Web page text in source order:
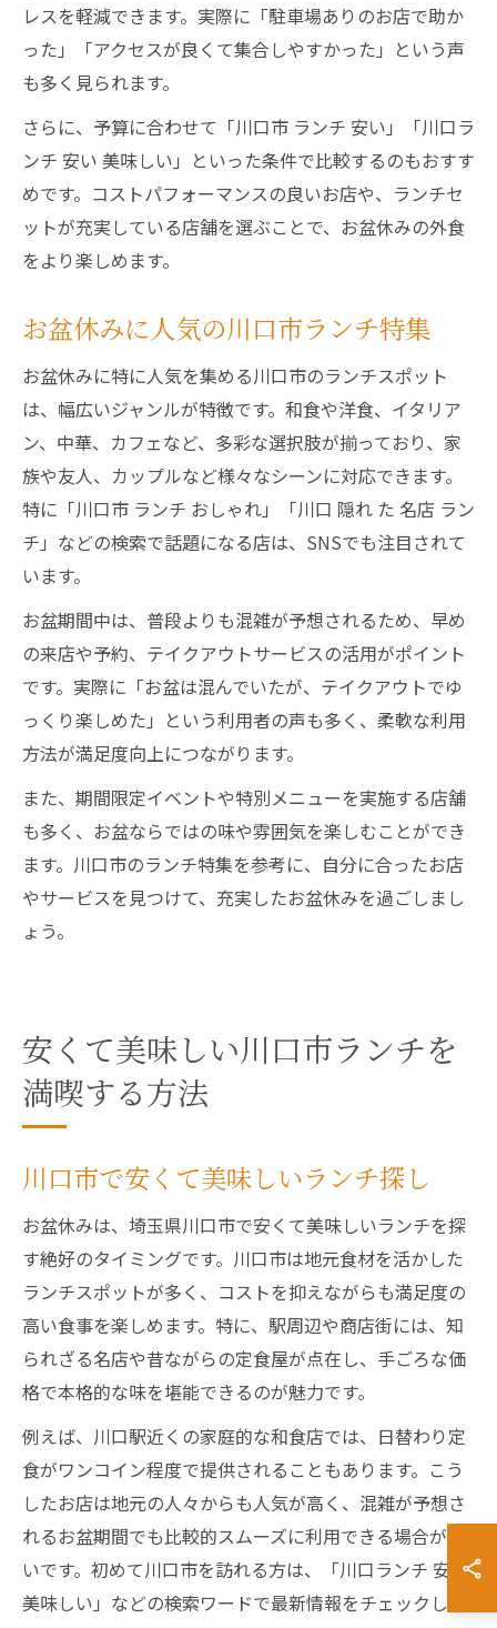
レスを軽減できます。実際に「駐車場ありのお店で助か
った」「アクセスが良くて集合しやすかった」という声
も多く見られます。
さらに、予算に合わせて「川口市 ランチ 安い」「川口ラ
ンチ 安い 美味しい」といった条件で比較するのもおすす
めです。コストパフォーマンスの良いお店や、ランチセ
ットが充実している店舗を選ぶことで、お盆休みの外食
をより楽しめます。
お盆休みに人気の川口市ランチ特集
お盆休みに特に人気を集める川口市のランチスポット
は、幅広いジャンルが特徴です。和食や洋食、イタリア
ン、中華、カフェなど、多彩な選択肢が揃っており、家
族や友人、カップルなど様々なシーンに対応できます。
特に「川口市 ランチ おしゃれ」「川口 隠れ た 名店 ラン
チ」などの検索で話題になる店は、SNSでも注目されて
います。
お盆期間中は、普段よりも混雑が予想されるため、早め
の来店や予約、テイクアウトサービスの活用がポイント
です。実際に「お盆は混んでいたが、テイクアウトでゆ
っくり楽しめた」という利用者の声も多く、柔軟な利用
方法が満足度向上につながります。
また、期間限定イベントや特別メニューを実施する店舗
も多く、お盆ならではの味や雰囲気を楽しむことができ
ます。川口市のランチ特集を参考に、自分に合ったお店
やサービスを見つけて、充実したお盆休みを過ごしまし
ょう。
安くて美味しい川口市ランチを
満喫する方法
川口市で安くて美味しいランチ探し
お盆休みは、埼玉県川口市で安くて美味しいランチを探
す絶好のタイミングです。川口市は地元食材を活かした
ランチスポットが多く、コストを抑えながらも満足度の
高い食事を楽しめます。特に、駅周辺や商店街には、知
られざる名店や昔ながらの定食屋が点在し、手ごろな価
格で本格的な味を堪能できるのが魅力です。
例えば、川口駅近くの家庭的な和食店では、日替わり定
食がワンコイン程度で提供されることもあります。こう
したお店は地元の人々からも人気が高く、混雑が予想さ
れるお盆期間でも比較的スムーズに利用できる場合が多
いです。初めて川口市を訪れる方は、「川口ランチ 安い
美味しい」などの検索ワードで最新情報をチェックし、